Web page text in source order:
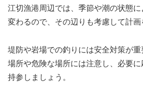
江切漁港周辺では、季節や潮の状態
変わるので、その辺りも考慮して計画
堤防や岩場での釣りには安全対策が
場所や危険な場所には注意し、必要
持参しましょう。